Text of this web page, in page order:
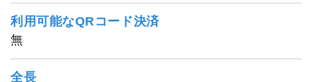
利用可能なQRコード決済
無
全長